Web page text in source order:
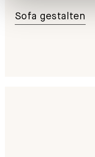
Sofa gestalten